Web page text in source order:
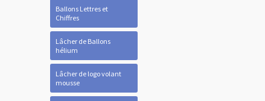
Ballons Lettres et
Chiffres
Lâcher de Ballons
hélium
Lâcher de logo volant
mousse